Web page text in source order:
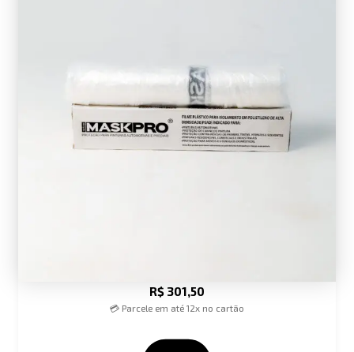
R$ 301,50
💳 Parcele em até 12x no cartão